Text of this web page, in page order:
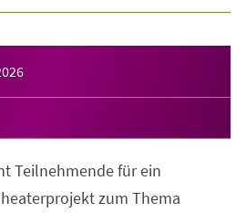
Teilnehmende für ein
zum Thema